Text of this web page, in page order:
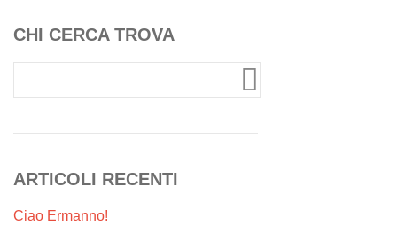
CHI CERCA TROVA
ARTICOLI RECENTI
Ciao Ermanno!